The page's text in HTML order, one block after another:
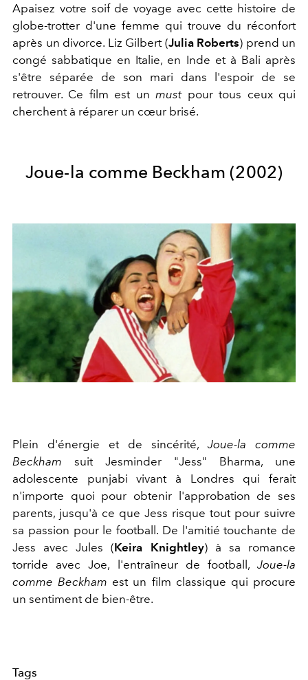
Apaisez votre soif de voyage avec cette histoire de
globe-trotter d'une femme qui trouve du réconfort
après un divorce. Liz Gilbert (Julia Roberts) prend un
congé sabbatique en Italie, en Inde et à Bali après
s'être séparée de son mari dans l'espoir de se
retrouver. Ce film est unmustpour tous ceux qui
cherchent à réparer un cœur brisé.
Joue-la comme Beckham (2002)
Plein d'énergie et de sincérité, Joue-la comme
Beckham suit Jesminder "Jess" Bharma, une
adolescente punjabi vivant à Londres qui ferait
n'importe quoi pour obtenir l'approbation de ses
parents, jusqu'à ce que Jess risque tout pour suivre
sa passion pour le football. De l'amitié touchante de
Jess avec Jules (Keira Knightley) à sa romance
torride avec Joe, l'entraîneur de football, Joue-la
comme Beckham est un film classique qui procure
un sentiment de bien-être.
Tags